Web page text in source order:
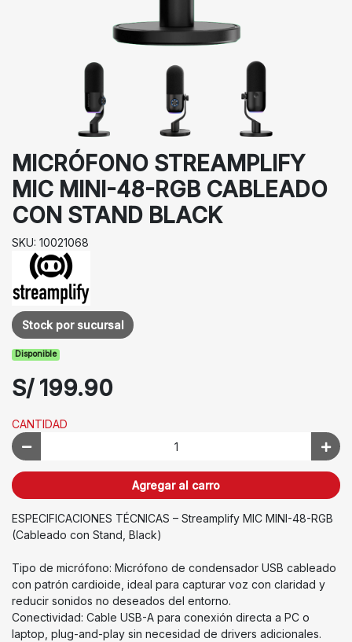
MICRÓFONO STREAMPLIFY
MIC MINI-48-RGB CABLEADO
CON STAND BLACK
SKU: 10021068
Stock por sucursal
Disponible
S/ 199.90
CANTIDAD
Agregar al carro
ESPECIFICACIONES TÉCNICAS – Streamplify MIC MINI-48-RGB
(Cableado con Stand, Black)
Tipo de micrófono: Micrófono de condensador USB cableado
con patrón cardioide, ideal para capturar voz con claridad y
reducir sonidos no deseados del entorno.
Conectividad: Cable USB-A para conexión directa a PC o
laptop, plug-and-play sin necesidad de drivers adicionales.